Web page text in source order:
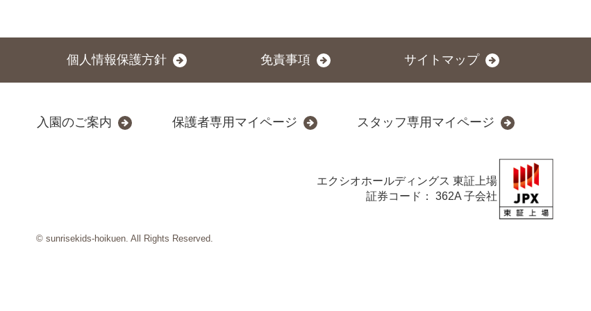
個人情報保護方針 免責事項 サイトマップ
入園のご案内 保護者専用マイページ スタッフ専用マイページ
エクシオホールディングス 東証上場
証券コード： 362A 子会社
© sunrisekids-hoikuen. All Rights Reserved.